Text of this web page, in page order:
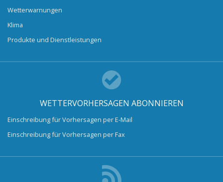
Wetterwarnungen
Klima
Produkte und Dienstleistungen
WETTERVORHERSAGEN ABONNIEREN
Einschreibung für Vorhersagen per E-Mail
Einschreibung für Vorhersagen per Fax